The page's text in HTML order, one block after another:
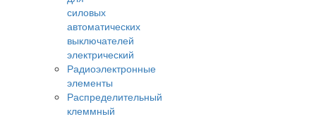
силовых
автоматических
выключателей
электрический
Радиоэлектронные
элементы
Распределительный
клеммный